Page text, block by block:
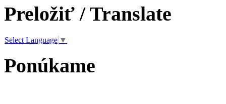
Preložiť / Translate
Select Language ▼
Ponúkame